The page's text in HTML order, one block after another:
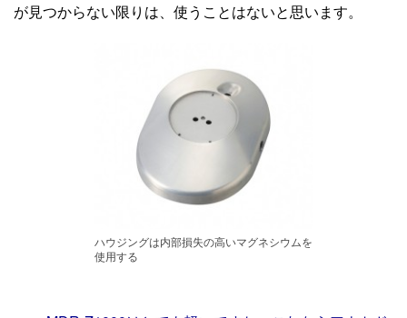
が見つからない限りは、使うことはないと思います。
ハウジングは内部損失の高いマグネシウムを
使用する